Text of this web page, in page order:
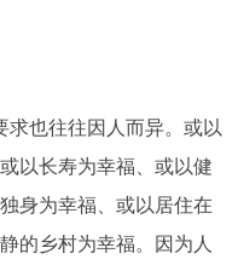
求也往往因人而异。或以
以长寿为幸福、或以健
身为幸福、或以居住在
的乡村为幸福。因为人